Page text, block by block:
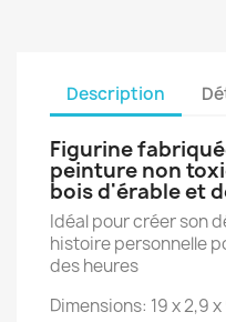
Description
Figurine
peinture non
bois d'érable et
Idéal pour créer son
histoire personnelle
des heures
Dimensions: 19 x 2,9 x